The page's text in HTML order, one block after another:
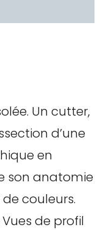
Un cutter,
d’une
en
son anatomie
couleurs.
de profil